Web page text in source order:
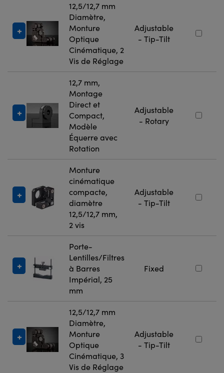
12,5/12,7 mm
Diamètre,
Monture
Optique
Cinématique, 2
Vis de Réglage
Adjustable
- Tip-Tilt
12,7 mm,
Montage
Direct et
Compact,
Modèle
Équerre avec
Rotation
Adjustable
- Rotary
Monture
cinématique
compacte,
diamètre
12,5/12,7 mm,
2 vis
Adjustable
- Tip-Tilt
Porte-
Lentilles/Filtres
à Barres
Impérial, 25
mm
Fixed
12,5/12,7 mm
Diamètre,
Monture
Optique
Cinématique, 3
Vis de Réglage
Adjustable
- Tip-Tilt